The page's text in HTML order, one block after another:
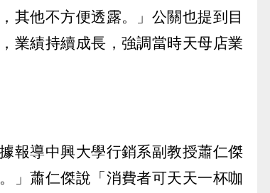
其他不方便透露。」公關也提到目
業績持續成長，強調當時天母店業
報導中興大學行銷系副教授蕭仁傑
」蕭仁傑說「消費者可天天一杯咖